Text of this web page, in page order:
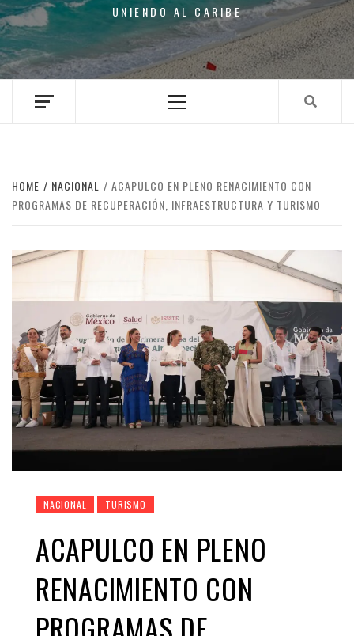
UNIENDO AL CARIBE
Menu
HOME NACIONAL
ACAPULCO EN PLENO RENACIMIENTO CON
PROGRAMAS DE RECUPERACIÓN, INFRAESTRUCTURA Y TURISMO
NACIONAL TURISMO
ACAPULCO EN PLENO
RENACIMIENTO CON
PROGRAMAS DE